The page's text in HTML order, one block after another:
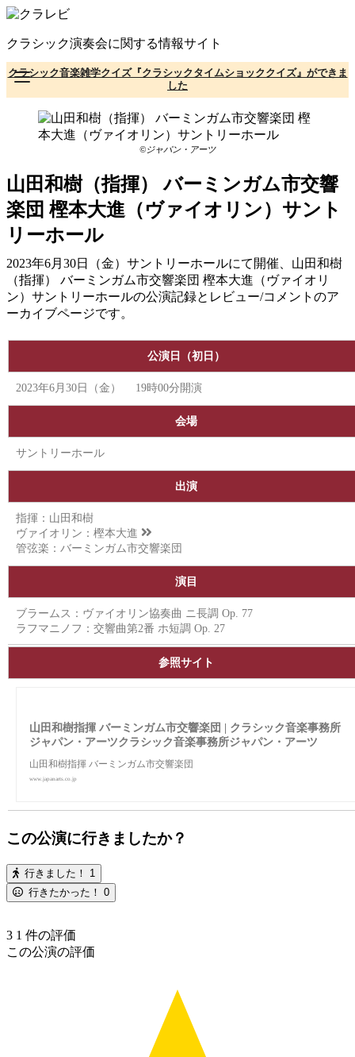
コ
テ
ン
ツ
へ
クラシック演奏会に関する情報サイト
クラシック音楽雑学クイズ『クラシックタイムショッククイズ』ができま
した
©ジャパン・アーツ
山田和樹（指揮） バーミンガム市交響
楽団 樫本大進（ヴァイオリン）サント
リーホール
2023年6月30日（金）サントリーホールにて開催、山田和樹
（指揮） バーミンガム市交響楽団 樫本大進（ヴァイオリ
ン）サントリーホールの公演記録とレビュー/コメントのア
ーカイブページです。
公演日（初日）
2023年6月30日（金） 19時00分開演
会場
サントリーホール
出演
指揮：山田和樹
ヴァイオリン： 樫本大進
管弦楽：バーミンガム市交響楽団
演目
ブラームス：ヴァイオリン協奏曲 ニ長調 Op. 77
ラフマニノフ：交響曲第2番 ホ短調 Op. 27
参照サイト
山田和樹指揮 バーミンガム市交響楽団 | クラシック音楽事務所
ジャパン・アーツクラシック音楽事務所ジャパン・アーツ
山田和樹指揮 バーミンガム市交響楽団
www.japanarts.co.jp
この公演に行きましたか？
行きました！ 1
行きたかった！ 0
3 1 件の評価
この公演の評価